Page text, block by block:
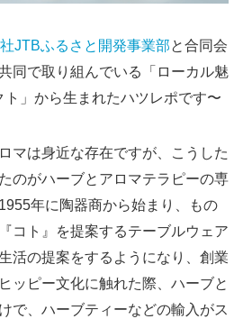
JTBふるさと開発事業部と合同会
同で取り組んでいる「ローカル魅
」から生まれたハツレポです〜
マは身近な存在ですが、こうした
のがハーブとアロマテラピーの専
年に陶器商から始まり、もの
コト』を提案するテーブルウェア
活の提案をするようになり、創業
ッピー文化に触れた際、ハーブと
で、ハーブティーなどの輸入がス